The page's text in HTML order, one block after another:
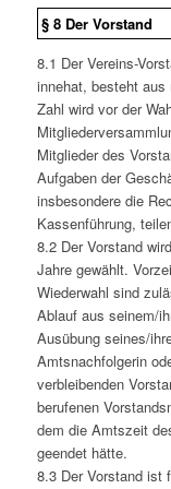
§ 8 Der Vorstand
8.1 Der Vereins-
innehat, besteht
Zahl wird vor der
Mitglieder des
Aufgaben der
insbesondere die
Kassenführung,
8.2 Der Vorstand
Jahre gewählt.
Wiederwahl sind
Ablauf aus seinem/
Ausübung seines/
Amtsnachfolgerin
verbleibenden
berufenen
dem die Amtszeit
geendet hätte.
8.3 Der Vorstand ist